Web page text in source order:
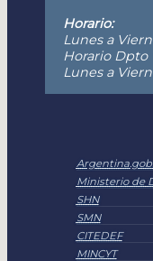
Horario:
Lunes a
Horario Dpto
Lunes a
Ministerio de
SHN
SMN
CITEDEF
MINCYT